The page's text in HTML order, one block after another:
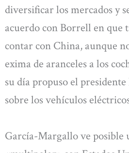
diversificar los mercados y
acuerdo con Borrell en que
contar con China, aunque
exima de aranceles a los
su día propuso el presidente
sobre los vehículos
García-Margallo ve posible